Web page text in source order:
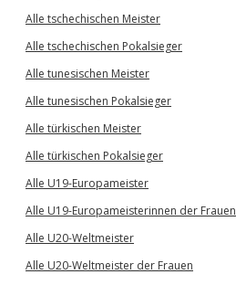
Alle tschechischen Meister
Alle tschechischen Pokalsieger
Alle tunesischen Meister
Alle tunesischen Pokalsieger
Alle türkischen Meister
Alle türkischen Pokalsieger
Alle U19-Europameister
Alle U19-Europameisterinnen der Frauen
Alle U20-Weltmeister
Alle U20-Weltmeister der Frauen